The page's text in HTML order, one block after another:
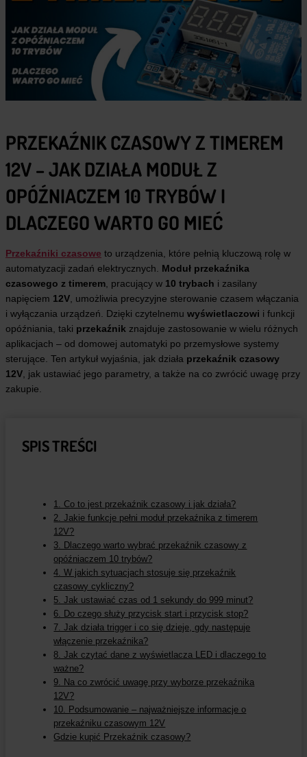
PRZEKAŹNIK CZASOWY Z TIMEREM
12V – JAK DZIAŁA MODUŁ Z
OPÓŹNIACZEM 10 TRYBÓW I
DLACZEGO WARTO GO MIEĆ
Przekaźniki czasowe to urządzenia, które pełnią kluczową rolę w
automatyzacji zadań elektrycznych. Moduł przekaźnika
czasowego z timerem , pracujący w 10 trybach i zasilany
napięciem 12V , umożliwia precyzyjne sterowanie czasem włączania
i wyłączania urządzeń. Dzięki czytelnemu wyświetlaczowi i funkcji
opóźniania, taki przekaźnik znajduje zastosowanie w wielu różnych
aplikacjach – od domowej automatyki po przemysłowe systemy
sterujące. Ten artykuł wyjaśnia, jak działa przekaźnik czasowy
12V , jak ustawiać jego parametry, a także na co zwrócić uwagę przy
zakupie.
SPIS TREŚCI
1. Co to jest przekaźnik czasowy i jak działa?
2. Jakie funkcje pełni moduł przekaźnika z timerem
12V?
3. Dlaczego warto wybrać przekaźnik czasowy z
opóźniaczem 10 trybów?
4. W jakich sytuacjach stosuje się przekaźnik
czasowy cykliczny?
5. Jak ustawiać czas od 1 sekundy do 999 minut?
6. Do czego służy przycisk start i przycisk stop?
7. Jak działa trigger i co się dzieje, gdy następuje
włączenie przekaźnika?
8. Jak czytać dane z wyświetlacza LED i dlaczego to
ważne?
9. Na co zwrócić uwagę przy wyborze przekaźnika
12V?
10. Podsumowanie – najważniejsze informacje o
przekaźniku czasowym 12V
Gdzie kupić Przekaźnik czasowy?